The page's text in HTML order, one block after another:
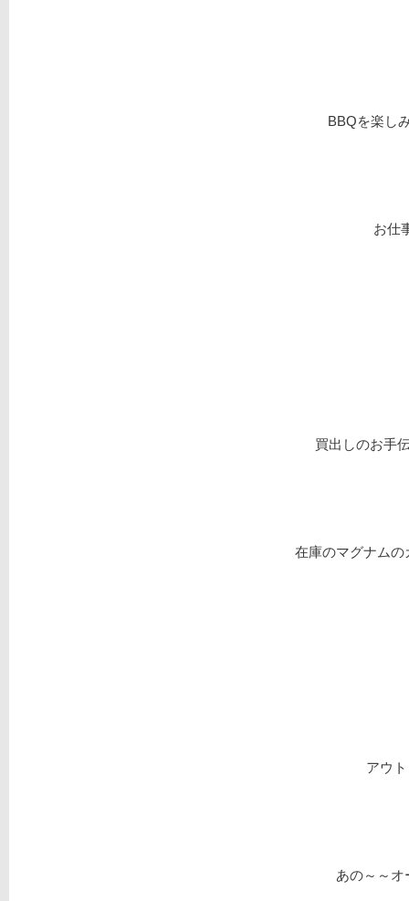
BBQを楽し
お仕
買出しのお手
在庫のマグナム
アウ
あの～～オ